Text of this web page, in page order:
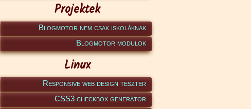
Projektek
Blogmotor nem csak iskoláknak
Blogmotor modulok
Linux
Responsive web design teszter
CSS3 checkbox generátor